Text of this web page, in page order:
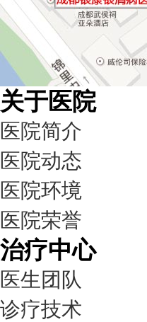
关于医院
医院简介
医院动态
医院环境
医院荣誉
治疗中心
医生团队
诊疗技术